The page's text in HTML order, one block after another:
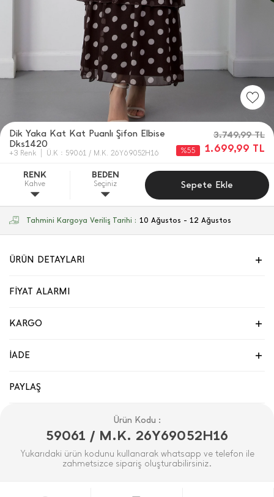
Dik Yaka Kat Kat Puanlı Şifon Elbise
Dks1420
+3 Renk Ü.K : 59061 / M.K. 26Y69052H16
3.749,99TL
1.699,99 TL
%55
RENK
Kahve
BEDEN
Seçiniz Sepete Ekle
Tahmini Kargoya Veriliş Tarihi : 10 Ağustos - 12 Ağustos
ÜRÜN DETAYLARI
FİYAT ALARMI
KARGO
İADE
PAYLAŞ
Ürün Kodu :
59061 / M.K. 26Y69052H16
Yukarıdaki ürün kodunu kullanarak whatsapp ve telefon ile
zahmetsizce sipariş oluşturabilirsiniz.